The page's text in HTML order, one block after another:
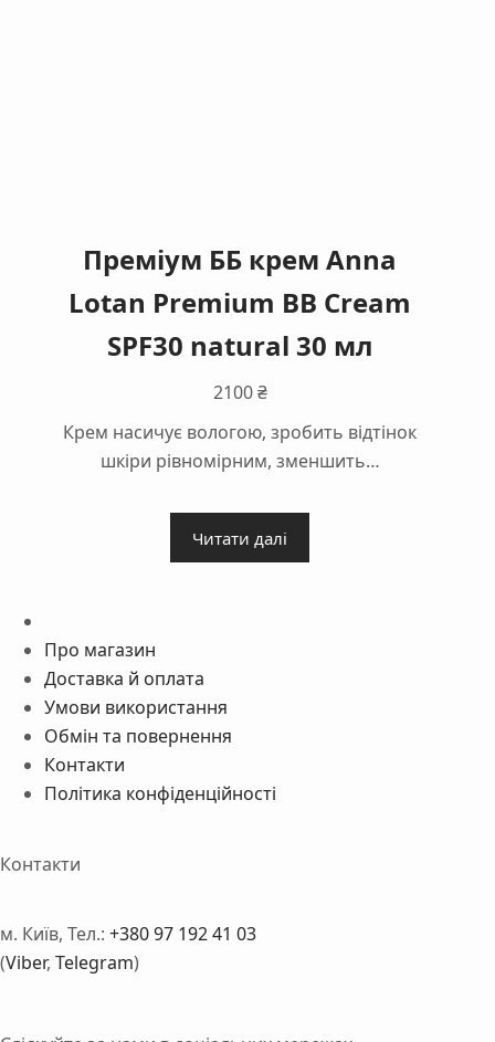
Преміум ББ крем Anna
Lotan Premium BB Cream
SPF30 natural 30 мл
2100₴
Крем насичує вологою, зробить відтінок
шкіри рівномірним, зменшить…
Читати далі
Про магазин
Доставка й оплата
Умови використання
Обмін та повернення
Контакти
Політика конфіденційності
Контакти
м. Київ, Тел.: +380 97 192 41 03
(Viber, Telegram)